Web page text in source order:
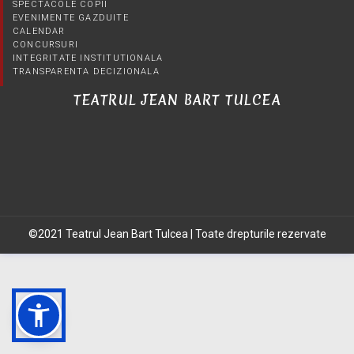
SPECTACOLE COPII
EVENIMENTE GAZDUITE
CALENDAR
CONCURSURI
INTEGRITATE INSTITUTIONALA
TRANSPARENTA DECIZIONALA
TEATRUL JEAN BART TULCEA
©2021 Teatrul Jean Bart Tulcea | Toate drepturile rezervate